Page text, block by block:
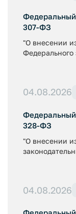
Федеральный
307-ФЗ
"О внесении
Федерального
04.08.2026
Федеральный
328-ФЗ
"О внесении
04.08.2026